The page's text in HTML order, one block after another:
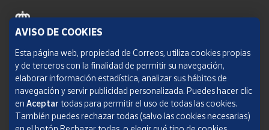
Política de cookies
Aviso legal
Condiciones del servicio
Política de Privacidad Web
AVISO DE COOKIES
Esta página web, propiedad de Correos, utiliza cookies propias
y de terceros con la finalidad de permitir su navegación,
elaborar información estadística, analizar sus hábitos de
navegación y servir publicidad personalizada. Puedes hacer clic
en Aceptar todas para permitir el uso de todas las cookies.
También puedes rechazar todas (salvo las cookies necesarias)